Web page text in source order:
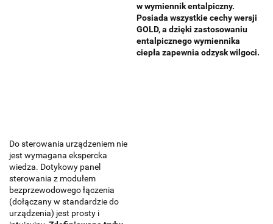
w wymiennik entalpiczny.
Posiada wszystkie cechy wersji
GOLD, a dzięki zastosowaniu
entalpicznego wymiennika
ciepła zapewnia odzysk wilgoci.
Do sterowania urządzeniem nie
jest wymagana ekspercka
wiedza. Dotykowy panel
sterowania z modułem
bezprzewodowego łączenia
(dołączany w standardzie do
urządzenia) jest prosty i